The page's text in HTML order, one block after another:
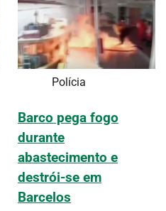
Polícia
Barco pega fogo
durante
abastecimento e
destrói-se em
Barcelos